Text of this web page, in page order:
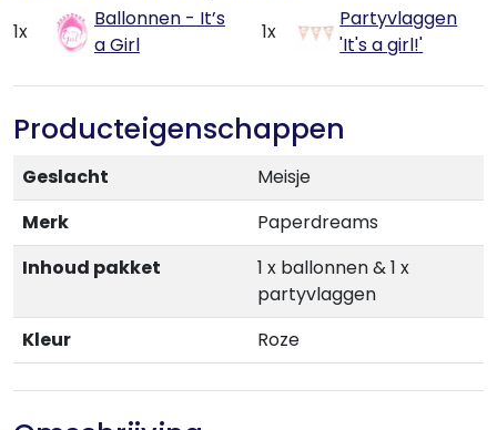
1x
Ballonnen - It’s
a Girl
1x
Partyvlaggen
'It's a girl!'
Producteigenschappen
Geslacht
Meisje
Merk
Paperdreams
Inhoud pakket
1 x ballonnen & 1 x
partyvlaggen
Kleur
Roze